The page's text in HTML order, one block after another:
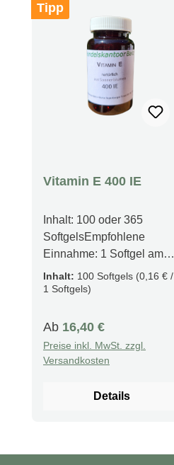
Tipp
Vitamin E 400 IE
Inhalt: 100 oder 365
SoftgelsEmpfohlene
Einnahme: 1 Softgel am
Tag mit einer Mahlzeit
Produktfakten Fettlösliche
Einheiten Wirksames
Eigenschaften Steigerung
Gefäßgesundheit
400 IE ist fettlöslich und
Inhalt: 100 Softgels (0,16 € /
1 Softgels)
Regulärer Preis:
Ab 16,40 €
Preise inkl. MwSt. zzgl.
Versandkosten
Details